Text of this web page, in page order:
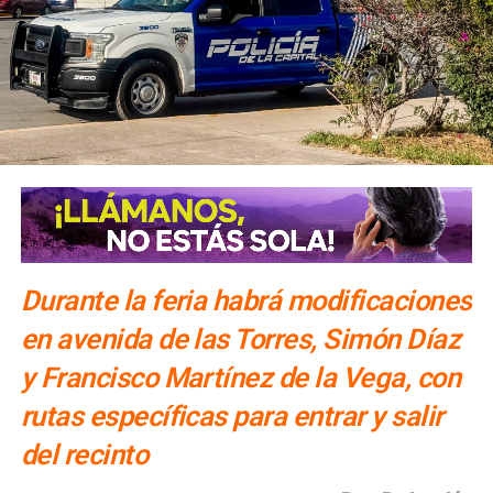
sus inmediaciones.
María Eugenia Vilet,en representación de las familias
beneficiarias, destacó que el inicio de los trabajos
representa una respuesta a décadas de solicitudes
vecinales y lo calificó como un acto de justicia social.
del Gobierno de la Capital a sus peticiones. En el
arranque participaron representantes de la Mesa de
Paz, en coordinación con el Gobierno Federal
, quienes destacaron la recuperación de espacios públicos
Durante la feria habrá modificaciones
en avenida de las Torres, Simón Díaz
y Francisco Martínez de la Vega, con
rutas específicas para entrar y salir
del recinto